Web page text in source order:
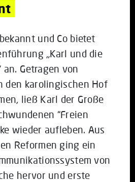
und Co bietet
„Karl und die
Getragen von
den karolingischen Hof
ließ Karl der Große
“Freien
wieder aufleben. Aus
Reformen ging ein
von
hervor und erste